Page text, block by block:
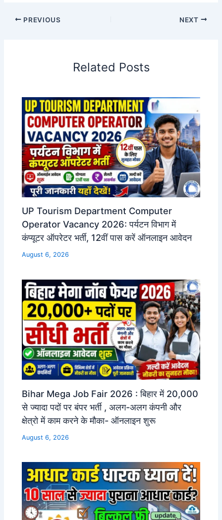
PREVIOUS NEXT
Related Posts
UP Tourism Department Computer
Operator Vacancy 2026: पर्यटन विभाग में
कंप्यूटर ऑपरेटर भर्ती, 12वीं पास करें ऑनलाइन आवेदन
August 6, 2026
Bihar Mega Job Fair 2026 : बिहार में 20,000
से ज्यादा पदों पर बंपर भर्ती , अलग-अलग कंपनी और
क्षेत्रो में काम करने के मौका- ऑनलाइन शुरू
August 6, 2026